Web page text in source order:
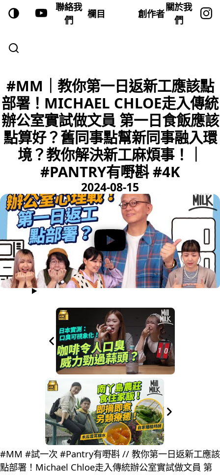
聯絡我
們
欄目 創作者
關於我
們
#MM｜教你第一日返新工應該點
部署！MICHAEL CHLOE走入傳統
辦公室實試做文員 第一日食飯應該
點算好？舊同事點幫新同事融入環
境？教你解決新工麻煩事！｜
#PANTRY有嘢斟 #4K
2024-08-15
#MM #試一次 #Pantry有嘢斟 // 教你第一日返新工應該
點部署！Michael Chloe走入傳統辦公室實試做文員 第